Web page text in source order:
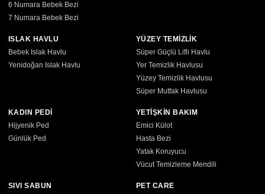
6 Numara Bebek Bezi
7 Numara Bebek Bezi
ISLAK HAVLU
Bebek Islak Havlu
Yenidoğan Islak Havlu
YÜZEY TEMİZLİK
Süper Güçlü Lifli Havlu
Yer Temizlik Havlusu
Yüzey Temizlik Havlusu
Süper Mutfak Havlusu
KADIN PEDİ
Hijyenik Ped
Günlük Ped
YETİŞKİN BAKIM
Emici Külot
Hasta Bezi
Yatak Koruyucu
Vücut Temizleme Mendili
SIVI SABUN
PET CARE